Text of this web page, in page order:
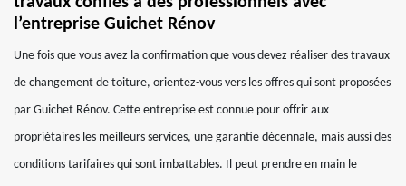
l’entreprise Guichet Rénov
Une fois que vous avez la confirmation que vous devez réaliser des travaux
de changement de toiture, orientez-vous vers les offres qui sont proposées
par Guichet Rénov. Cette entreprise est connue pour offrir aux
propriétaires les meilleurs services, une garantie décennale, mais aussi des
conditions tarifaires qui sont imbattables. Il peut prendre en main le